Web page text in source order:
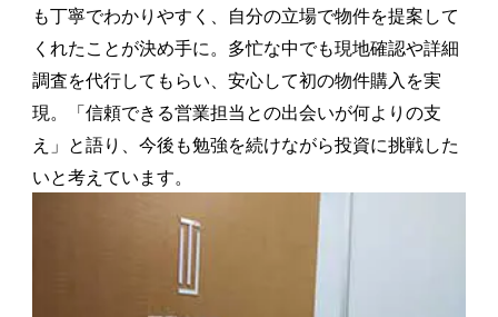
も丁寧でわかりやすく、自分の立場で物件を提案して
くれたことが決め手に。多忙な中でも現地確認や詳細
調査を代行してもらい、安心して初の物件購入を実
現。「信頼できる営業担当との出会いが何よりの支
え」と語り、今後も勉強を続けながら投資に挑戦した
いと考えています。